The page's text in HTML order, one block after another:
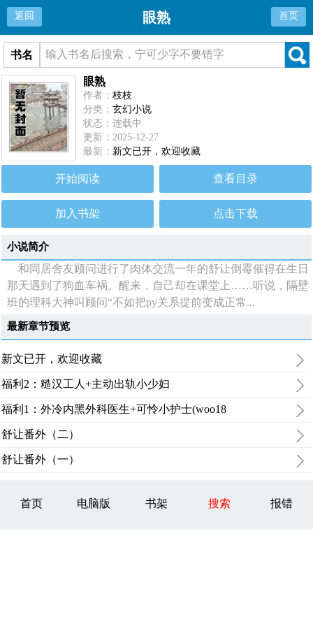
返回 眼熟 首页
书名
眼熟
作者：枝枝
分类：玄幻小说
状态：连载中
更新：2025-12-27
最新： 新文已开，欢迎收藏
开始阅读 查看目录
加入书架 点击下载
小说简介
和同居舍友顾问进行了肉体交流一年的舒让倒霉催得在生日
那天遇到了狗血车祸。醒来，自己却在课堂上……听说，隔壁
班的理科大神叫顾问“不如把py关系提前变成正常...
最新章节预览
新文已开，欢迎收藏
福利2：糙汉工人+主动出轨小少妇
福利1：外冷内黑外科医生+可怜小护士(woo18
舒让番外（二）
舒让番外（一）
首页 电脑版 书架 搜索 报错